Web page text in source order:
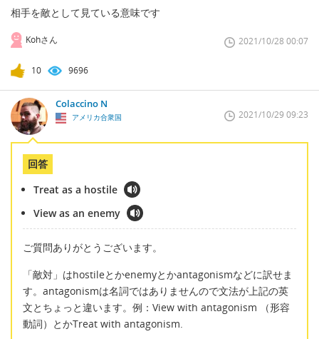
相手を敵として見ている意味です
Kohさん 2021/10/28 00:07
10 9696
Colaccino N
アメリカ合衆国 2021/10/29 09:23
回答
Treat as a hostile
View as an enemy
ご質問ありがとうございます。
「敵対」はhostileとかenemyとかantagonismなどに訳せま
す。antagonismは名詞ではありませんので文法が上記の英
文とちょっと違います。例：View with antagonism （形容
動詞）とかTreat with antagonism.